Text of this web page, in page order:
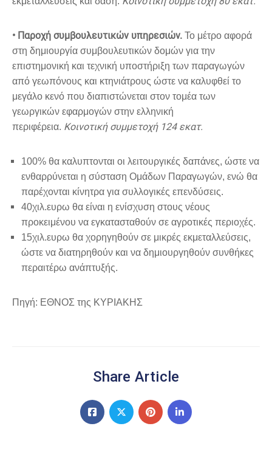
• Παροχή συμβουλευτικών υπηρεσιών. Το μέτρο αφορά
στη δημιουργία συμβουλευτικών δομών για την
επιστημονική και τεχνική υποστήριξη των παραγωγών
από γεωπόνους και κτηνιάτρους ώστε να καλυφθεί το
μεγάλο κενό που διαπιστώνεται στον τομέα των
γεωργικών εφαρμογών στην ελληνική
περιφέρεια. Κοινοτική συμμετοχή 124 εκατ.
100% θα καλυπτονται οι λειτουργικές δαπάνες, ώστε να
ενθαρρύνεται η σύσταση Ομάδων Παραγωγών, ενώ θα
παρέχονται κίνητρα για συλλογικές επενδύσεις.
40χιλ.ευρω θα είναι η ενίσχυση στους νέους
προκειμένου να εγκατασταθούν σε αγροτικές περιοχές.
15χιλ.ευρω θα χορηγηθούν σε μικρές εκμεταλλεύσεις,
ώστε να διατηρηθούν και να δημιουργηθούν συνθήκες
περαιτέρω ανάπτυξής.
Πηγή: ΕΘΝΟΣ της ΚΥΡΙΑΚΗΣ
Share Article